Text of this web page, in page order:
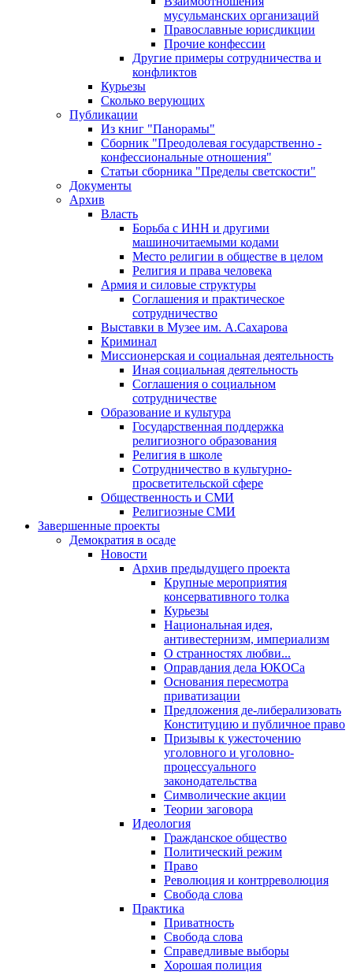
мусульманских организаций
Православные юрисдикции
Прочие конфессии
Другие примеры сотрудничества и
конфликтов
Курьезы
Сколько верующих
Публикации
Из книг "Панорамы"
Сборник "Преодолевая государственно -
конфессиональные отношения"
Статьи сборника "Пределы светскости"
Документы
Архив
Власть
Борьба с ИНН и другими
машиночитаемыми кодами
Место религии в обществе в целом
Религия и права человека
Армия и силовые структуры
Соглашения и практическое
сотрудничество
Выставки в Музее им. А.Сахарова
Криминал
Миссионерская и социальная деятельность
Иная социальная деятельность
Соглашения о социальном
сотрудничестве
Образование и культура
Государственная поддержка
религиозного образования
Религия в школе
Сотрудничество в культурно-
просветительской сфере
Общественность и СМИ
Религиозные СМИ
Завершенные проекты
Демократия в осаде
Новости
Архив предыдущего проекта
Крупные мероприятия
консервативного толка
Курьезы
Национальная идея,
антивестернизм, империализм
О странностях любви...
Оправдания дела ЮКОСа
Основания пересмотра
приватизации
Предложения де-либерализовать
Конституцию и публичное право
Призывы к ужесточению
уголовного и уголовно-
процессуального
законодательства
Символические акции
Теории заговора
Идеология
Гражданское общество
Политический режим
Право
Революция и контрреволюция
Свобода слова
Практика
Приватность
Свобода слова
Справедливые выборы
Хорошая полиция